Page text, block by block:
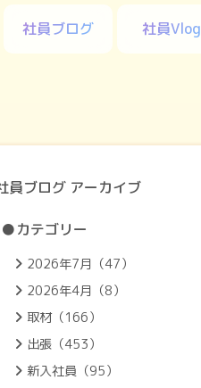
社員ブログ 社員Vlog
員ブログ アーカイブ
●カテゴリー
2026年7月（47）
2026年4月（8）
取材（166）
出張（453）
新入社員（95）